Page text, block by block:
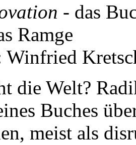
- das
Ramge
Winfried
die Welt?
Buches
meist als